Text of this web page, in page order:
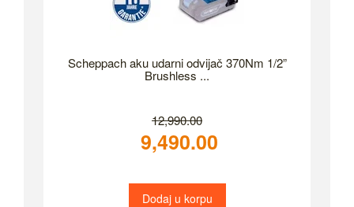
Scheppach aku udarni odvijač 370Nm 1/2”
Brushless ...
12,990.00
9,490.00
Dodaj u korpu